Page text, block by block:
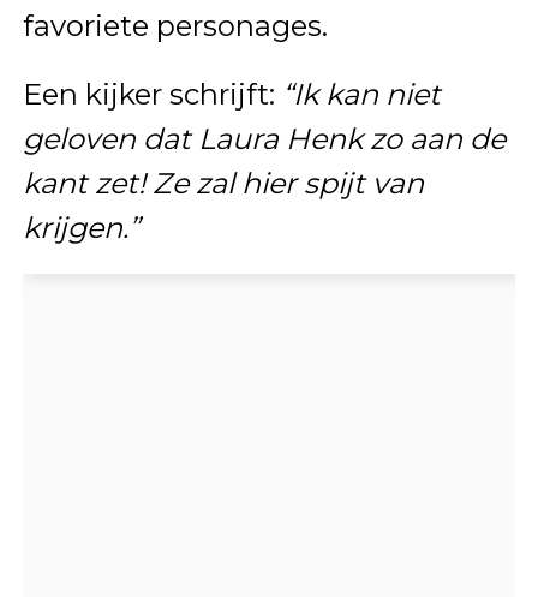
favoriete personages.
Een kijker schrijft: “Ik kan niet
geloven dat Laura Henk zo aan de
kant zet! Ze zal hier spijt van
krijgen.”